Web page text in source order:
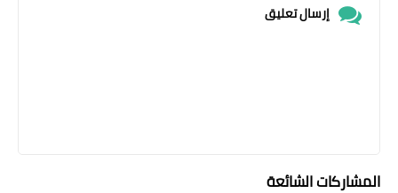
إرسال تعليق
المشاركات الشائعة